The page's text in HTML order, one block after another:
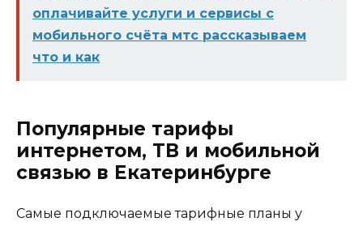
оплачивайте услуги и сервисы с
мобильного счёта мтс рассказываем
что и как
Популярные тарифы
интернетом, ТВ и мобильной
связью в Екатеринбурге
Самые подключаемые тарифные планы у